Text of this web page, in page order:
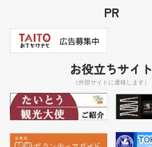
PR
お役立ちサイト
（外部サイトに遷移します）